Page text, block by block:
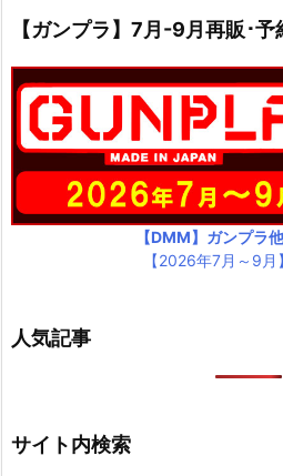
【ガンプラ】7月-9月再販･予
【DMM】ガンプラ
【2026年7月～9
人気記事
サイト内検索